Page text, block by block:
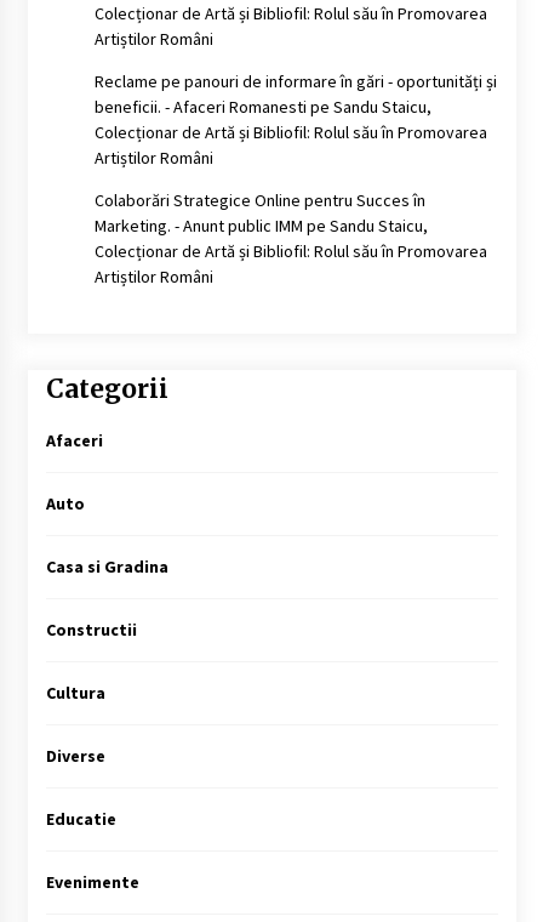
Colecționar de Artă și Bibliofil: Rolul său în Promovarea
Artiștilor Români
Reclame pe panouri de informare în gări - oportunități și
beneficii. - Afaceri Romanesti pe Sandu Staicu,
Colecționar de Artă și Bibliofil: Rolul său în Promovarea
Artiștilor Români
Colaborări Strategice Online pentru Succes în
Marketing. - Anunt public IMM pe Sandu Staicu,
Colecționar de Artă și Bibliofil: Rolul său în Promovarea
Artiștilor Români
Categorii
Afaceri
Auto
Casa si Gradina
Constructii
Cultura
Diverse
Educatie
Evenimente